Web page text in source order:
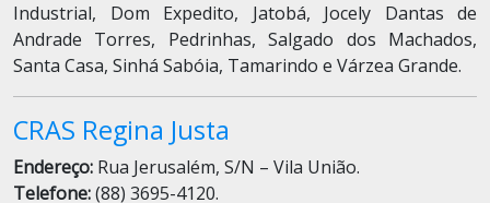
Industrial, Dom Expedito, Jatobá, Jocely Dantas de
Andrade Torres, Pedrinhas, Salgado dos Machados,
Santa Casa, Sinhá Sabóia, Tamarindo e Várzea Grande.
CRAS Regina Justa
Endereço: Rua Jerusalém, S/N – Vila União.
Telefone:(88) 3695-4120.